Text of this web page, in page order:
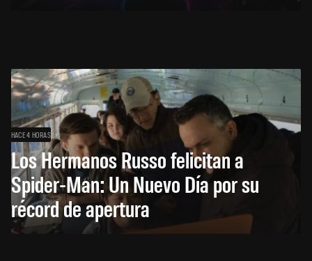
HACE 4 HORAS
Los Hermanos Russo felicitan a
Spider-Man: Un Nuevo Día por su
récord de apertura